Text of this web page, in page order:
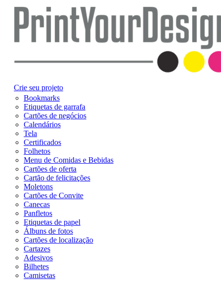
Crie seu projeto
Bookmarks
Etiquetas de garrafa
Cartões de negócios
Calendários
Tela
Certificados
Folhetos
Menu de Comidas e Bebidas
Cartões de oferta
Cartão de felicitações
Moletons
Cartões de Convite
Canecas
Panfletos
Etiquetas de papel
Álbuns de fotos
Cartões de localização
Cartazes
Adesivos
Bilhetes
Camisetas